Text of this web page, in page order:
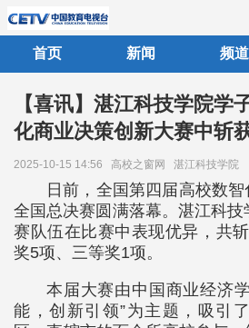
首页 新闻 频道
【喜讯】湛江科技学院学
化商业决策创新大赛中斩
2025-10-15 14:56 高校之窗网 湛江科技学院
日前，全国第四届高校数
全国总决赛圆满落幕。湛江科
赛队伍在比赛中表现优异，共
奖5项、三等奖1项。
本届大赛由中国商业经济
能，创新引领”为主题，吸引